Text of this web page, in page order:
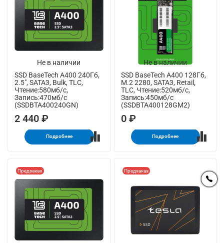
Не в наличии
SSD BaseTech A400 240Гб,
2.5", SATA3, Bulk, TLC,
Чтение:580мб/с,
Запись:470мб/с
(SSDBTA400240GN)
2 440 ₽
Подробнее
Не в наличии
SSD BaseTech A400 128Гб,
M.2 2280, SATA3, Retail,
TLC, Чтение:520мб/с,
Запись:450мб/с
(SSDBTA400128GM2)
0 ₽
Подробнее
Предзаказ Предзаказ